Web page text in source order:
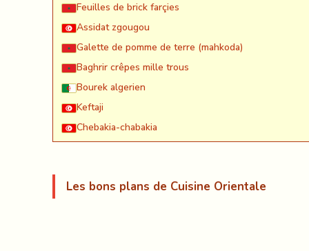
Feuilles de brick farçies
Assidat zgougou
Galette de pomme de terre (mahkoda)
Baghrir crêpes mille trous
Bourek algerien
Keftaji
Chebakia-chabakia
Les bons plans de Cuisine Orientale